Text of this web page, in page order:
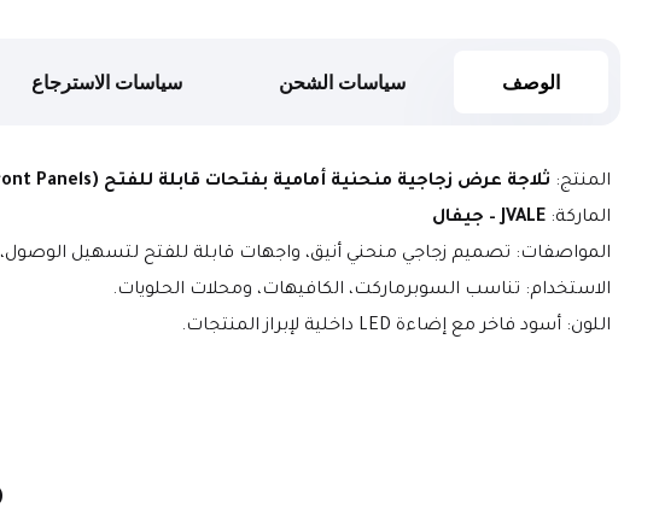
الوصف سياسات الشحن سياسات الاسترجاع
المنتج: ثلاجة عرض زجاجية منحنية أمامية بفتحات قابلة للفتح (Curved Glass Display Chiller with Hinged Front Panels)
الماركة: JVALE – جيفال
المواصفات: تصميم زجاجي منحني أنيق، واجهات قابلة للفتح لتسهيل الوصول،
الاستخدام: تناسب السوبرماركت، الكافيهات، ومحلات الحلويات.
اللون: أسود فاخر مع إضاءة LED داخلية لإبراز المنتجات.